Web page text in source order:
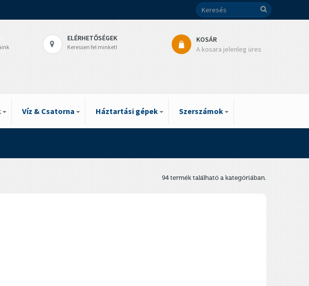
ELÉRHETŐSÉGEK
Keressen fel minket!
KOSÁR
A kosara jelenleg üres
Víz & Csatorna Háztartási gépek Szerszámok
94 termék található a kategóriában.